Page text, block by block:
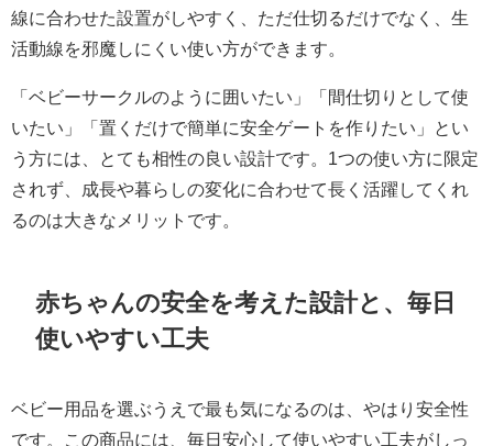
線に合わせた設置がしやすく、ただ仕切るだけでなく、生
活動線を邪魔しにくい使い方ができます。
「ベビーサークルのように囲いたい」「間仕切りとして使
いたい」「置くだけで簡単に安全ゲートを作りたい」とい
う方には、とても相性の良い設計です。1つの使い方に限定
されず、成長や暮らしの変化に合わせて長く活躍してくれ
るのは大きなメリットです。
赤ちゃんの安全を考えた設計と、毎日
使いやすい工夫
ベビー用品を選ぶうえで最も気になるのは、やはり安全性
です。この商品には、毎日安心して使いやすい工夫がしっ